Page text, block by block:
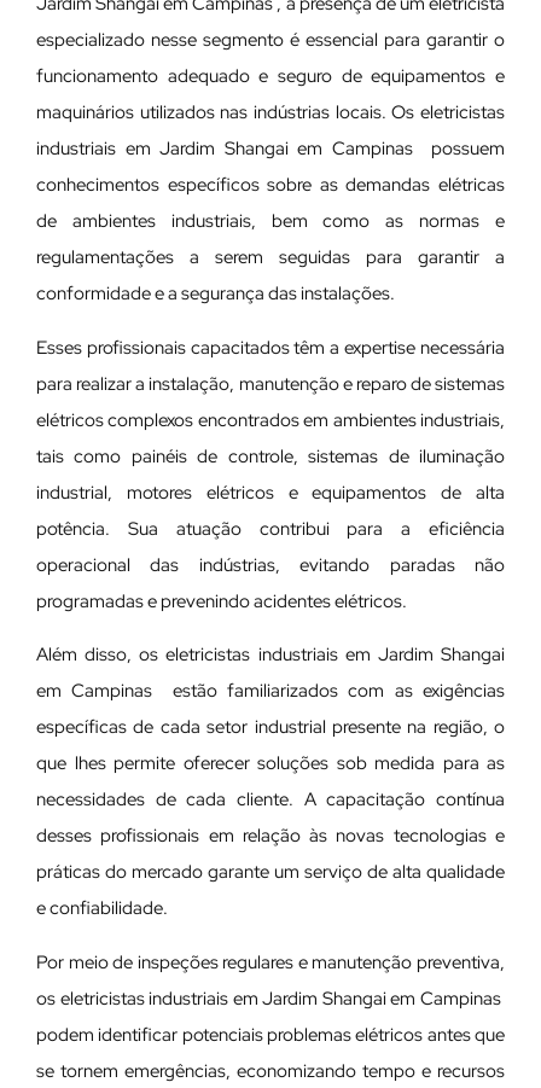
especializado nesse segmento é essencial para garantir o
funcionamento adequado e seguro de equipamentos e
maquinários utilizados nas indústrias locais. Os eletricistas
industriais em Jardim Shangai em Campinas possuem
conhecimentos específicos sobre as demandas elétricas
de ambientes industriais, bem como as normas e
regulamentações a serem seguidas para garantir a
conformidade e a segurança das instalações.
Esses profissionais capacitados têm a expertise necessária
para realizar a instalação, manutenção e reparo de sistemas
elétricos complexos encontrados em ambientes industriais,
tais como painéis de controle, sistemas de iluminação
industrial, motores elétricos e equipamentos de alta
potência. Sua atuação contribui para a eficiência
operacional das indústrias, evitando paradas não
programadas e prevenindo acidentes elétricos.
Além disso, os eletricistas industriais em Jardim Shangai
em Campinas estão familiarizados com as exigências
específicas de cada setor industrial presente na região, o
que lhes permite oferecer soluções sob medida para as
necessidades de cada cliente. A capacitação contínua
desses profissionais em relação às novas tecnologias e
práticas do mercado garante um serviço de alta qualidade
e confiabilidade.
Por meio de inspeções regulares e manutenção preventiva,
os eletricistas industriais em Jardim Shangai em Campinas
podem identificar potenciais problemas elétricos antes que
se tornem emergências, economizando tempo e recursos